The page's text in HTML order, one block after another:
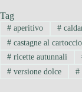
Tag
#aperitivo #
#castagne al cartoccio
#ricette autunnali
#versione dolce #